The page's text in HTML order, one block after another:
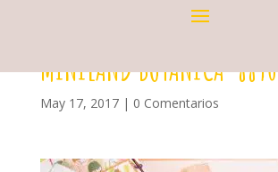
MINILAND BOTANICA-8890
May 17, 2017| 0 Comentarios